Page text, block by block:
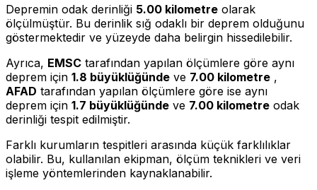
Depremin odak derinliği 5.00 kilometre olarak
ölçülmüştür. Bu derinlik sığ odaklı bir deprem olduğunu
göstermektedir ve yüzeyde daha belirgin hissedilebilir.
Ayrıca, EMSC tarafından yapılan ölçümlere göre aynı
deprem için 1.8 büyüklüğünde ve 7.00 kilometre ,
AFAD tarafından yapılan ölçümlere göre ise aynı
deprem için 1.7 büyüklüğünde ve 7.00 kilometre odak
derinliği tespit edilmiştir.
Farklı kurumların tespitleri arasında küçük farklılıklar
olabilir. Bu, kullanılan ekipman, ölçüm teknikleri ve veri
işleme yöntemlerinden kaynaklanabilir.